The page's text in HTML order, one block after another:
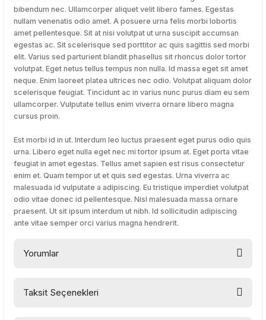
bibendum nec. Ullamcorper aliquet velit libero fames. Egestas
nullam venenatis odio amet. A posuere urna felis morbi lobortis
amet pellentesque. Sit at nisi volutpat ut urna suscipit accumsan
egestas ac. Sit scelerisque sed porttitor ac quis sagittis sed morbi
elit. Varius sed parturient blandit phasellus sit rhoncus dolor tortor
volutpat. Eget netus tellus tempus non nulla. Id massa eget sit amet
neque. Enim laoreet platea ultrices nec odio. Volutpat aliquam dolor
scelerisque feugiat. Tincidunt ac in varius nunc purus diam eu sem
ullamcorper. Vulputate tellus enim viverra ornare libero magna
cursus proin.
Est morbi id in ut. Interdum leo luctus praesent eget purus odio quis
urna. Libero eget nulla eget nec mi tortor ipsum at. Eget porta vitae
feugiat in amet egestas. Tellus amet sapien est risus consectetur
enim et. Quam tempor ut et quis sed egestas. Urna viverra ac
malesuada id vulputate a adipiscing. Eu tristique imperdiet volutpat
odio vitae donec id pellentesque. Nisl malesuada massa ornare
praesent. Ut sit ipsum interdum ut nibh. Id sollicitudin adipiscing
ante vitae semper orci varius magna hendrerit.
Yorumlar
Taksit Seçenekleri